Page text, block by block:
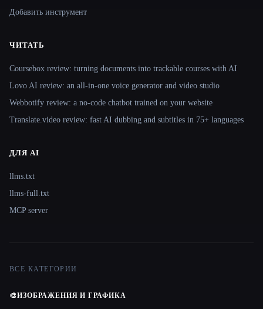
Добавить инструмент
ЧИТАТЬ
Coursebox review: turning documents into trackable courses with AI
Lovo AI review: an all-in-one voice generator and video studio
Webbotify review: a no-code chatbot trained on your website
Translate.video review: fast AI dubbing and subtitles in 75+ languages
ДЛЯ AI
llms.txt
llms-full.txt
MCP server
ВСЕ КАТЕГОРИИ
🎨ИЗОБРАЖЕНИЯ И ГРАФИКА